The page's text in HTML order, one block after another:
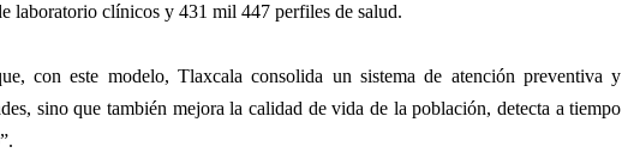
laboratorio clínicos y 431 mil 447 perfiles de salud.
con este modelo, Tlaxcala consolida un sistema de atención preventiva y
sino que también mejora la calidad de vida de la población, detecta a tiempo